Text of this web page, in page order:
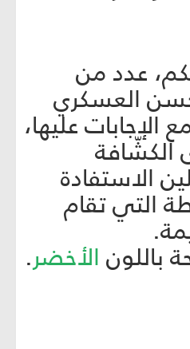
عدد من
العسكري
الإجابات عليها،
الكشّافة
الاستفادة
التي تقام
باللون الأخضر.